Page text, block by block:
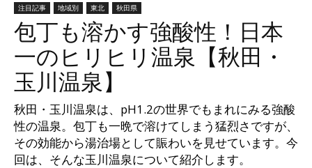
【ユ
ッ
注目記事 地域別 東北 秋田県
包丁も溶かす強酸性！日本
一のヒリヒリ温泉【秋田・
玉川温泉】
秋田・玉川温泉は、pH1.2の世界でもまれにみる強酸
性の温泉。包丁も一晩で溶けてしまう猛烈さですが、
その効能から湯治場として賑わいを見せています。今
回は、そんな玉川温泉について紹介します。